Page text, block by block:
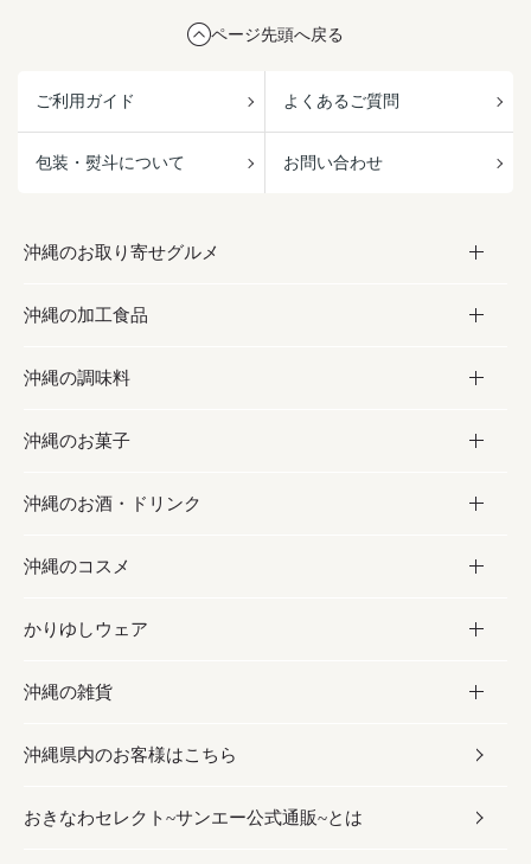
ページ先頭へ戻る
ご利用ガイド よくあるご質問
包装・熨斗について お問い合わせ
沖縄のお取り寄せグルメ
お取り寄せグルメ
フルーツ・野菜
お肉
海産物
沖縄の加工食品
加工食品
缶詰／パウチ
沖縄料理
沖縄そば／乾麺
レトルト食品
乾物／粉類
沖縄の調味料
調味料
砂糖／黒砂糖
塩
お酢／ドレッシング
しょうゆ
みそ
だし／スパイス／島唐辛子
沖縄のお菓子
お菓子
黒糖
ちんすこう
伝統菓子
スナック
おつまみ
沖縄のお酒・ドリンク
お酒・ドリンク
泡盛
ビール・チューハイ
ワイン・ウィスキー・カクテル
ドリンク
沖縄のコスメ
コスメ
スキンケア
ボディケア
ヘアケア
かりゆしウェア
かりゆしウェア
メンズ
レディース
沖縄の雑貨
雑貨
沖縄ファッション
沖縄県内のお客様はこちら
おきなわセレクト~サンエー公式通販~とは